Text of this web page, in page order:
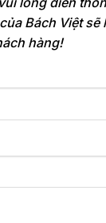
Bách Việt sẽ
hàng!